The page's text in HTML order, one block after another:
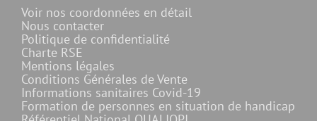
Voir nos coordonnées en détail
Nous contacter
Politique de confidentialité
Charte RSE
Mentions légales
Conditions Générales de Vente
Informations sanitaires Covid-19
Formation de personnes en situation de handicap